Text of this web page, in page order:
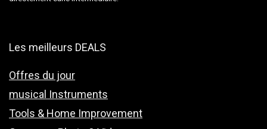
Les meilleurs DEALS
Offres du jour
musical Instruments
Tools & Home Improvement